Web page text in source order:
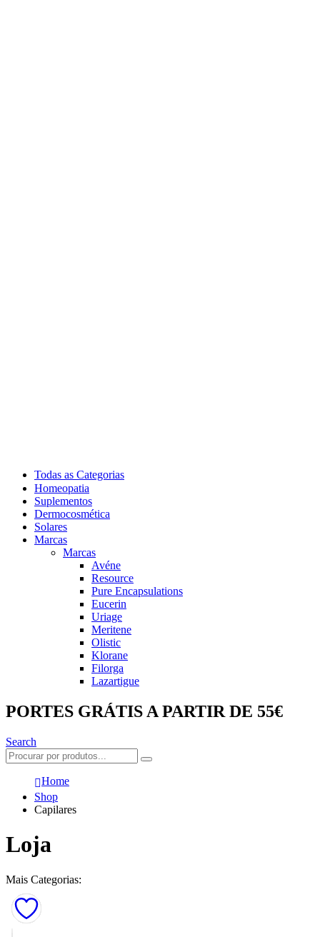
Todas as Categorias
Homeopatia
Suplementos
Dermocosmética
Solares
Marcas
Marcas
Avéne
Resource
Pure Encapsulations
Eucerin
Uriage
Meritene
Olistic
Klorane
Filorga
Lazartigue
PORTES GRÁTIS A PARTIR DE 55€
Search
Home
Shop
Capilares
Loja
Mais Categorias: